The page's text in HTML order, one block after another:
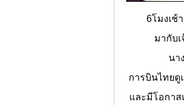
6โมงเช้
มากับเ
นา
การบินไทยดู
และมีโอกาส